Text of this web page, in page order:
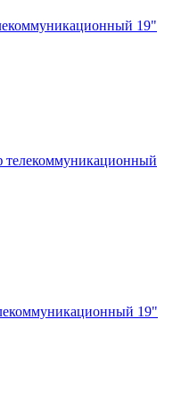
19"
19"